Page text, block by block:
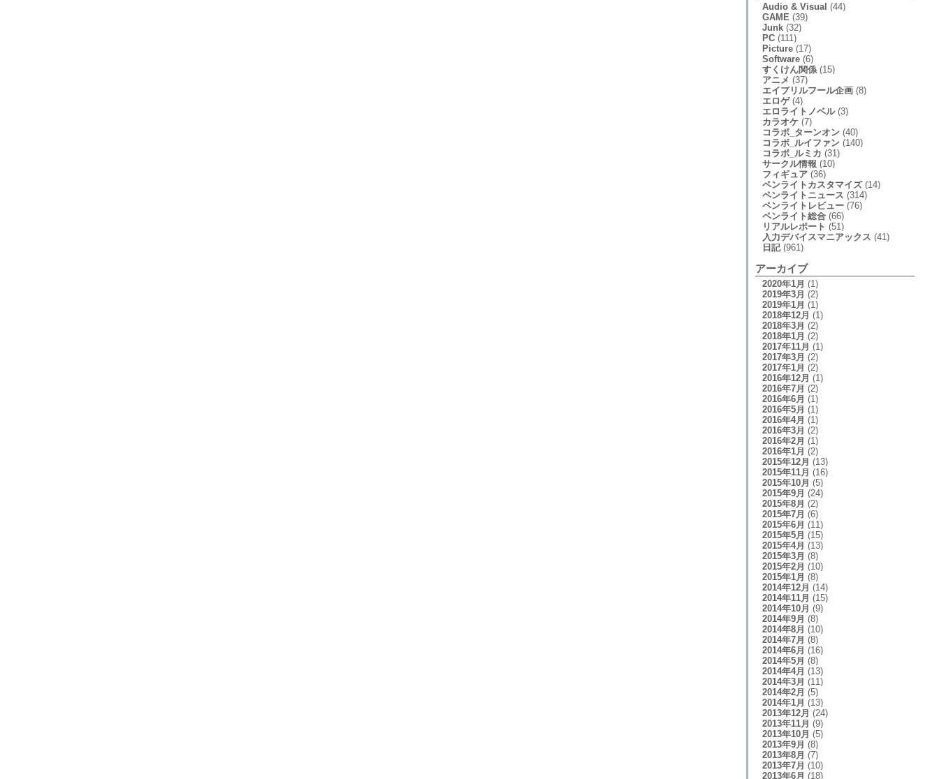
Audio & Visual (44)
GAME (39)
Junk(32)
PC(111)
Picture(17)
Software(6)
すくけん関係(15)
アニメ (37)
エイプリルフール企画(8)
エロゲ(4)
エロライトノベル(3)
カラオケ(7)
コラボ_ターンオン(40)
コラボ_ルイファン(140)
コラボ_ルミカ (31)
サークル情報 (10)
フィギュア(36)
ペンライトカスタマイズ(14)
ペンライトニュース (314)
ペンライトレビュー(76)
ペンライト総合(66)
リアルレポート (51)
入力デバイスマニアックス (41)
日記(961)
アーカイブ
2020年1月 (1)
2019年3月 (2)
2019年1月 (1)
2018年12月 (1)
2018年3月 (2)
2018年1月 (2)
2017年11月 (1)
2017年3月 (2)
2017年1月 (2)
2016年12月 (1)
2016年7月 (2)
2016年6月 (1)
2016年5月 (1)
2016年4月 (1)
2016年3月 (2)
2016年2月 (1)
2016年1月 (2)
2015年12月 (13)
2015年11月 (16)
2015年10月 (5)
2015年9月 (24)
2015年8月 (2)
2015年7月 (6)
2015年6月 (11)
2015年5月 (15)
2015年4月 (13)
2015年3月 (8)
2015年2月 (10)
2015年1月 (8)
2014年12月 (14)
2014年11月 (15)
2014年10月 (9)
2014年9月 (8)
2014年8月 (10)
2014年7月 (8)
2014年6月 (16)
2014年5月 (8)
2014年4月 (13)
2014年3月 (11)
2014年2月 (5)
2014年1月 (13)
2013年12月 (24)
2013年11月 (9)
2013年10月 (5)
2013年9月 (8)
2013年8月 (7)
2013年7月 (10)
2013年6月 (18)